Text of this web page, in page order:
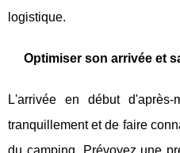
logistique.
Optimiser son arrivée et
L'arrivée en début
tranquillement et de faire